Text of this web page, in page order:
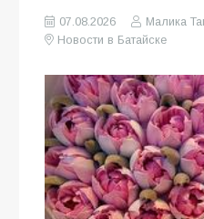
07.08.2026
Малика
Новости в Батайске